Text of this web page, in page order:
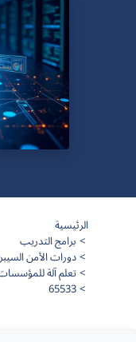
الرئيسية
برامج التدريب
دورات الأمن
تعلم آلة
65533